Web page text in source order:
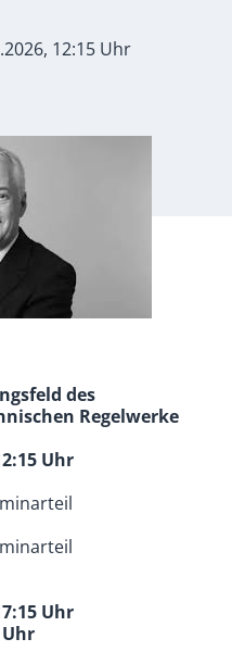
12:15 Uhr
des
Regelwerke
Uhr
Uhr
Uhr